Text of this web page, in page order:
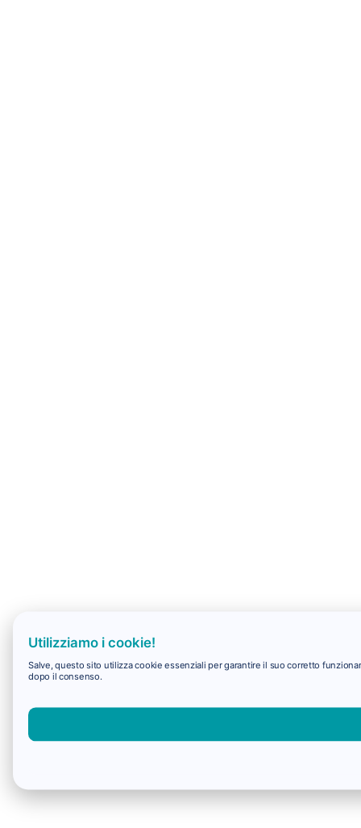
Utilizziamo i cookie!
Salve, questo sito utilizza cookie essenziali per garantire il suo corretto
dopo il consenso.